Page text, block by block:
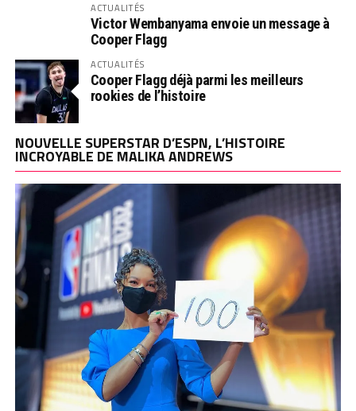
ACTUALITÉS
Victor Wembanyama envoie un message à
Cooper Flagg
ACTUALITÉS
Cooper Flagg déjà parmi les meilleurs
rookies de l’histoire
NOUVELLE SUPERSTAR D’ESPN, L’HISTOIRE
INCROYABLE DE MALIKA ANDREWS